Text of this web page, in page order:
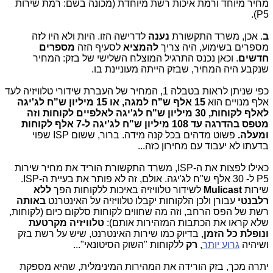
מחיר מיוחד ורמת איכות רשת מיוחדת (מכונה בשם: רמת שירות
P5).
ב. אכן, משרד התקשורת נענה לדרישה הזו. היות ולא היו לזה
מספרים בשימוע, היה צריך להמציא לסעיף הזה מספרים
חדשים. וכאן נכנס התרגיל המוצלח השלישי של בזק: המחיר
שנקבע היה המחיר, שבזק הייתה מעוניינת בו.
כפי שניתן לראות בטבלה 1, המחיר של העברת שידורי טלוויזיה לעד
אלף מנויים הוא
15 אלף ש"ח למגה, או 15 מיליון ש"ח לג'יגה
לאלף לקוחות, 30 מיליון ש"ח לג'יגה לאלפיים לקוחות וזה
מטפס בהדרגה עד 108 מיליון ש"ח לג'יגה ל-7 אלף לקוחות
ומעלה.
פשוט מדהים בכל קנה מידה. ברור, ששום ISP שפוי
בדעתו לא יעבוד עם מחירון כזה...
כאילו לפצות את ה-ISP, משרד התקשורת הוריד את מחיר שירות
P5 ל- 30 אלף ש"ח לג'יגה. אולם, זה לא פותר את בעיית ה-ISP.
שירות Mulicast לשידור טלוויזיה באיכות ללקוחות הפך ללא
רלבנטי עבורן ולכן הלקוחות יקבלו טלוויזיה על האינטרנט באותה
רשת של הפס הרחב, וזה מה שחווים לקוחות סלקום כיום (לקוחות,
שלא קראו את הכתבות המזהירות אותם): טלוויזיה מקרטעת
ונופלת כל הזמן, בדיוק כמו שירות האינטרנט, שיש על רשת בזק
ושיהיה גרוע יותר, רק ללקוחות "השוק הסיטונאי"...
יתרה מכך, בזק הורידה את המהירות המינימלית, שהיא מספקת